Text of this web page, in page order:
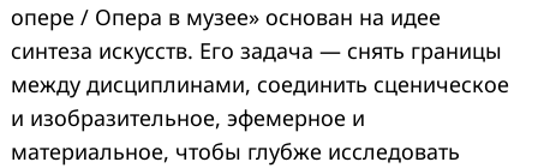
опере / Опера в музее» основан на идее
синтеза искусств. Его задача — снять границы
между дисциплинами, соединить сценическое
и изобразительное, эфемерное и
материальное, чтобы глубже исследовать